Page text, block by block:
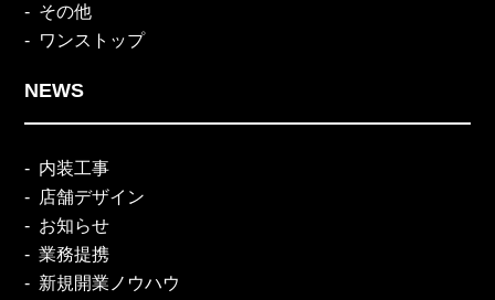
その他
ワンストップ
NEWS
内装工事
店舗デザイン
お知らせ
業務提携
新規開業ノウハウ